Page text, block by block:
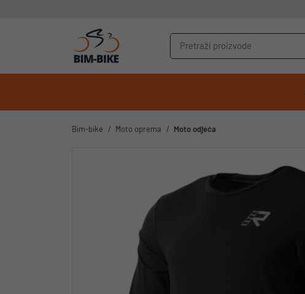
Bim-bike Moto oprema Moto odjeća